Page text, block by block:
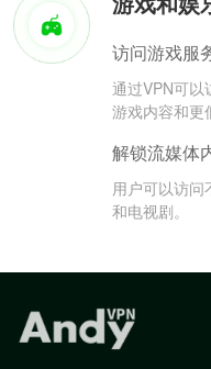
访问游戏服
通过VPN可以
游戏内容和更
解锁流媒体
用户可以访问
和电视剧。